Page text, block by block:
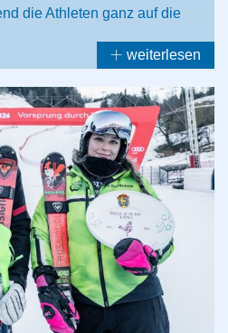
die Athleten ganz auf die
weiterlesen